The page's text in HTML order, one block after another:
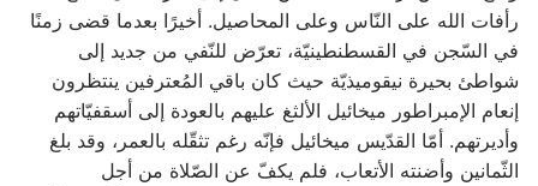
رأفات الله على النّاس وعلى المحاصيل. أخيرًا بعدما قضى زمنًا
في السّجن في القسطنطينيّة، تعرّض للنّفي من جديد إلى
شواطئ بحيرة نيقوميذيّة حيث كان باقي المُعترفين ينتظرون
إنعام الإمبراطور ميخائيل الألثغ عليهم بالعودة إلى أسقفيّاتهم
وأديرتهم. أمّا القدّيس ميخائيل فإنّه رغم تثقّله بالعمر، وقد بلغ
الثّمانين وأضنته الأتعاب، فلم يكفّ عن الصّلاة من أجل